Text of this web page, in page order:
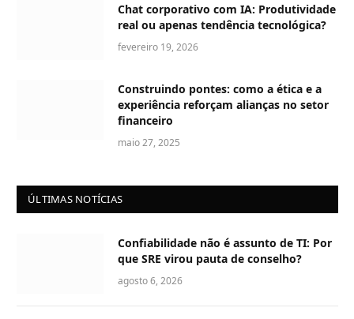
Chat corporativo com IA: Produtividade
real ou apenas tendência tecnológica?
fevereiro 19, 2026
Construindo pontes: como a ética e a
experiência reforçam alianças no setor
financeiro
maio 27, 2025
ÚLTIMAS NOTÍCIAS
Confiabilidade não é assunto de TI: Por
que SRE virou pauta de conselho?
agosto 6, 2026